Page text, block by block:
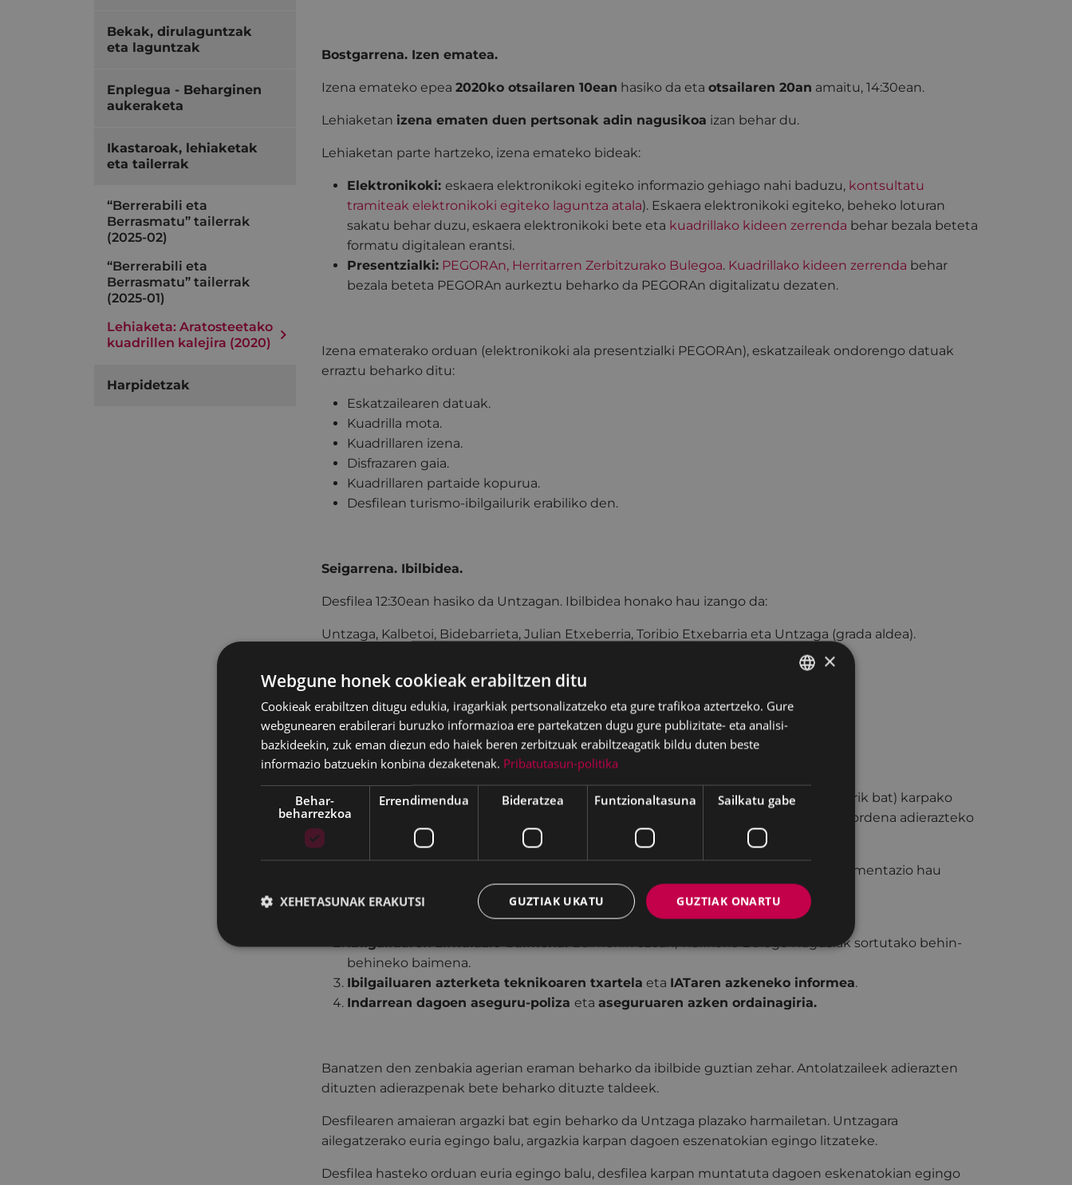
Bostgarrena. Izen ematea.
Izena emateko epea 2020ko otsailaren 10ean hasiko da eta otsailaren 20an amaitu, 14:30ean.
Lehiaketan izena ematen duen pertsonak adin nagusikoa izan behar du.
Lehiaketan parte hartzeko, izena emateko bideak:
Elektronikoki: eskaera elektronikoki egiteko informazio gehiago nahi baduzu, kontsultatu
tramiteak elektronikoki egiteko laguntza atala). Eskaera elektronikoki egiteko, beheko loturan
sakatu behar duzu, eskaera elektronikoki bete eta kuadrillako kideen zerrenda behar bezala beteta
formatu digitalean erantsi.
Presentzialki: PEGORAn, Herritarren Zerbitzurako Bulegoa. Kuadrillako kideen zerrenda behar
bezala beteta PEGORAn aurkeztu beharko da PEGORAn digitalizatu dezaten.
Izena ematerako orduan (elektronikoki ala presentzialki PEGORAn), eskatzaileak ondorengo datuak
erraztu beharko ditu:
Eskatzailearen datuak.
Kuadrilla mota.
Kuadrillaren izena.
Disfrazaren gaia.
Kuadrillaren partaide kopurua.
Desfilean turismo-ibilgailurik erabiliko den.
Seigarrena. Ibilbidea.
Desfilea 12:30ean hasiko da Untzagan. Ibilbidea honako hau izango da:
Untzaga, Kalbetoi, Bidebarrieta, Julian Etxeberria, Toribio Etxebarria eta Untzaga (grada aldea).
Zazpigarrena. Desfilea.
Desfilean, turismo-ibilgailuek parte hartu ahal izango dute.
Desfilea hasi bainoordu laurden lehenago (12:15ean)taldeko arduradun bat (bakarrik bat) karpako
eszenatokira etorri beharko da desfilearen zenbakia jasotzera. Zenbakia desfilearen ordena adierazteko
da.
Desfilean turismo-ibilgailu batekin parte hartu ahal izateko, indarrean dagoen dokumentazio hau
erakutsi beharko da, desfilerako zenbakia jasotzerakoan:
Ibilgailuaren gidariaren gidatzeko baimena.
Ibilgailuaren zirkulazio-baimena.Baimenik ezean, Trafikoko Bulego Nagusiak sortutako behin-
behineko baimena.
Ibilgailuaren azterketa teknikoaren txartela eta IATaren azkeneko informea.
Indarrean dagoen aseguru-poliza eta aseguruaren azken ordainagiria.
Banatzen den zenbakia agerian eraman beharko da ibilbide guztian zehar. Antolatzaileek adierazten
dituzten adierazpenak bete beharko dituzte taldeek.
Desfilearen amaieran argazki bat egin beharko da Untzaga plazako harmailetan. Untzagara
ailegatzerako euria egingo balu, argazkia karpan dagoen eszenatokian egingo litzateke.
Desfilea hasteko orduan euria egingo balu, desfilea karpan muntatuta dagoen eskenatokian egingo
Bekak, dirulaguntzak
eta laguntzak
Enplegua - Beharginen
aukeraketa
Ikastaroak, lehiaketak
eta tailerrak
“Berrerabili eta
Berrasmatu” tailerrak
(2025-02)
“Berrerabili eta
Berrasmatu” tailerrak
(2025-01)
Lehiaketa: Aratosteetako
kuadrillen kalejira (2020)
Harpidetzak
BASQUE
SPANISH
×
Webgune honek cookieak erabiltzen ditu
Cookieak erabiltzen ditugu edukia, iragarkiak pertsonalizatzeko eta gure trafikoa aztertzeko. Gure
webgunearen erabilerari buruzko informazioa ere partekatzen dugu gure publizitate- eta analisi-
bazkideekin, zuk eman diezun edo haiek beren zerbitzuak erabiltzeagatik bildu duten beste
informazio batzuekin konbina dezaketenak. Pribatutasun-politika
Behar-
beharrezkoa
Errendimendua Bideratzea Funtzionaltasuna Sailkatu gabe
GUZTIAK ONARTU
GUZTIAK UKATU
XEHETASUNAK ERAKUTSI